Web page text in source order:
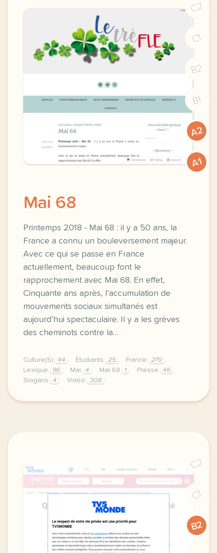
C2
C1
B2
B1
A2
A1
Mai 68
Printemps 2018 - Mai 68 : il y a 50 ans, la
France a connu un bouleversement majeur.
Avec ce qui se passe en France
actuellement, beaucoup font le
rapprochement avec Mai 68. En effet,
Cinquante ans après, l’accumulation de
mouvements sociaux simultanés est
aujourd’hui spectaculaire. Il y a les grèves
des cheminots contre la…
Culture(S) 44 Étudiants 25 France
270
Lexique
96 Mai 4 Mai 68 1 Presse
46
Slogans
4 Vidéo 308
printemps 2018 mai 68 il y a 50 ans la france a
C2
C1
B2